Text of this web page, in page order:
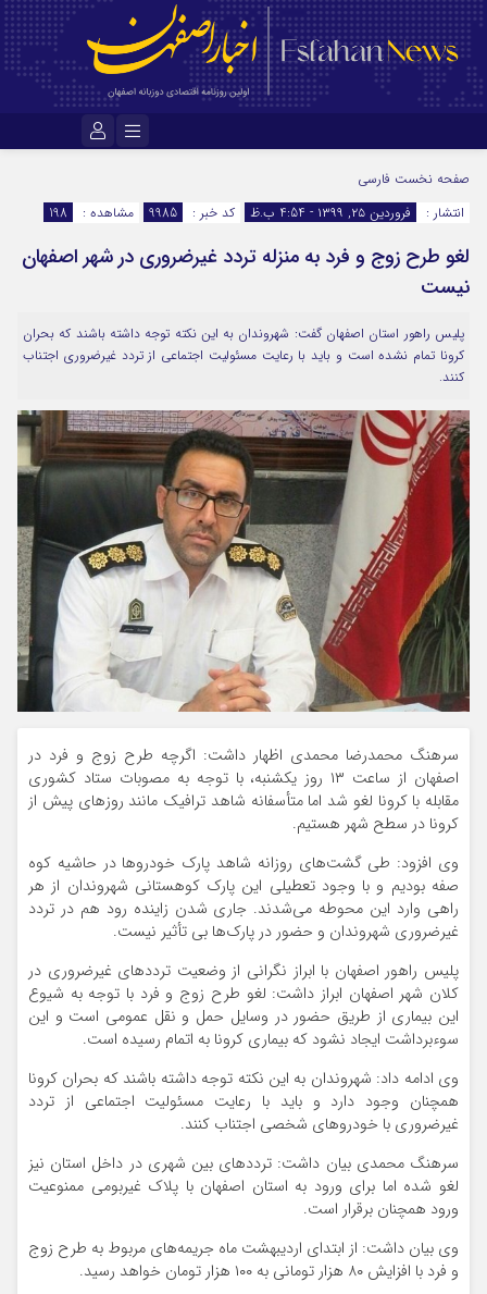
رمز عبور
مرا به خاطر بسپار
صفحه نخست فارسی
انتشار :
فروردین ۲۵, ۱۳۹۹ - 4:54 ب.ظ کد خبر : 9985 مشاهده : 198
لغو طرح زوج و فرد به منزله تردد غیرضروری در شهر اصفهان
نیست
پلیس راهور استان اصفهان گفت: شهروندان به این نکته توجه داشته باشند که بحران
کرونا تمام نشده است و باید با رعایت مسئولیت اجتماعی از تردد غیرضروری اجتناب
کنند.
سرهنگ محمدرضا محمدی اظهار داشت: اگرچه طرح زوج و فرد در
اصفهان از ساعت ۱۳ روز یکشنبه، با توجه به مصوبات ستاد کشوری
مقابله با کرونا لغو شد اما متأسفانه شاهد ترافیک مانند روزهای پیش از
کرونا در سطح شهر هستیم.
وی افزود: طی گشت‌های روزانه شاهد پارک خودروها در حاشیه کوه
صفه بودیم و با وجود تعطیلی این پارک کوهستانی شهروندان از هر
راهی وارد این محوطه می‌شدند. جاری شدن زاینده رود هم در تردد
غیرضروری شهروندان و حضور در پارک‌ها بی تأثیر نیست.
پلیس راهور اصفهان با ابراز نگرانی از وضعیت ترددهای غیرضروری در
کلان شهر اصفهان ابراز داشت: لغو طرح زوج و فرد با توجه به شیوع
این بیماری از طریق حضور در وسایل حمل و نقل عمومی است و این
سوءبرداشت ایجاد نشود که بیماری کرونا به اتمام رسیده است.
وی ادامه داد: شهروندان به این نکته توجه داشته باشند که بحران کرونا
همچنان وجود دارد و باید با رعایت مسئولیت اجتماعی از تردد
غیرضروری با خودروهای شخصی اجتناب کنند.
سرهنگ محمدی بیان داشت: ترددهای بین شهری در داخل استان نیز
لغو شده اما برای ورود به استان اصفهان با پلاک غیربومی ممنوعیت
ورود همچنان برقرار است.
وی بیان داشت: از ابتدای اردیبهشت ماه جریمه‌های مربوط به طرح زوج
و فرد با افزایش ۸۰ هزار تومانی به ۱۰۰ هزار تومان خواهد رسید.